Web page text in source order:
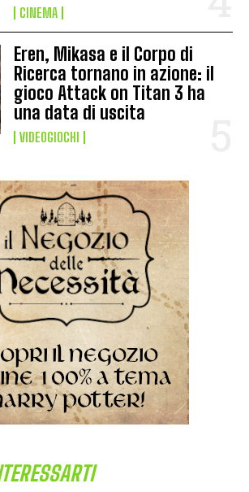
CINEMA
Eren, Mikasa e il Corpo di
Ricerca tornano in azione: il
gioco Attack on Titan 3 ha
una data di uscita
VIDEOGIOCHI